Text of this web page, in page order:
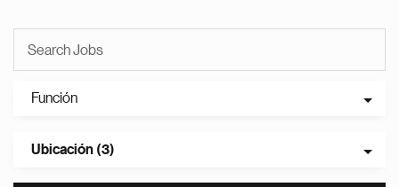
Función
Ubicación (3)